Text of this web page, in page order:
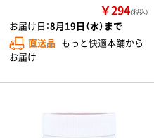
￥294（税込）
お届け日：8月19日（水）まで
直送品 もっと快適本舗から
お届け